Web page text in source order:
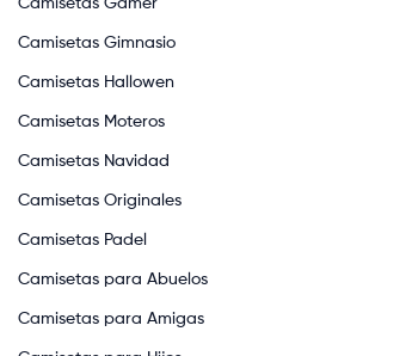
Camisetas Gimnasio
Camisetas Hallowen
Camisetas Moteros
Camisetas Navidad
Camisetas Originales
Camisetas Padel
Camisetas para Abuelos
Camisetas para Amigas